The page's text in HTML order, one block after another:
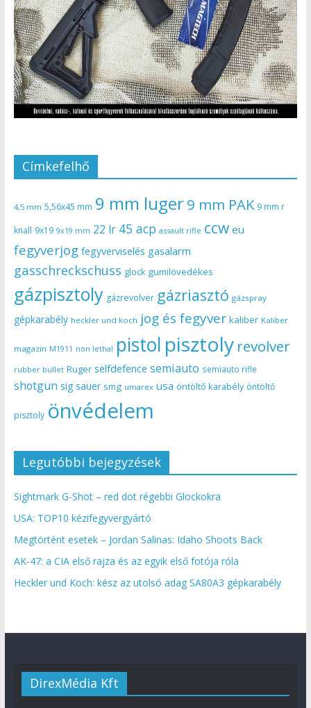
Címkefelhő
4,5 mm 5,56x45 mm 9 mm luger9 mm PAK 9 mm r
knall 9x19 9x19 mm 22 lr 45 acp assault rifle ccw eu
fegyverjog fegyverviselés gasalarm
gasschreckschuss glock gumilövedékes
gázpisztoly gázrevolver gázriasztó gázspray
gépkarabély heckler und koch jog és fegyver kaliber Kaliber
magazin M1911 non lethal pistol pisztoly revolver
rubber bullet Ruger selfdefence semiauto semiauto rifle
shotgun sig sauer smg umarex usa öntöltő karabély öntöltő
pisztoly önvédelem
Legutóbbi bejegyzések
Sightmark G-Shot – red dot régebbi Glockokra
USA: TOP10 kézifegyvergyártó
Megtörtént esetek – Jordan Salinas: Idaho Shoots Back
AK-47: a CIA első rajza és az egyik első fotója róla
Heckler und Koch: kész az utolsó adag SA80A3 gépkarabély
DirexMédia Kft